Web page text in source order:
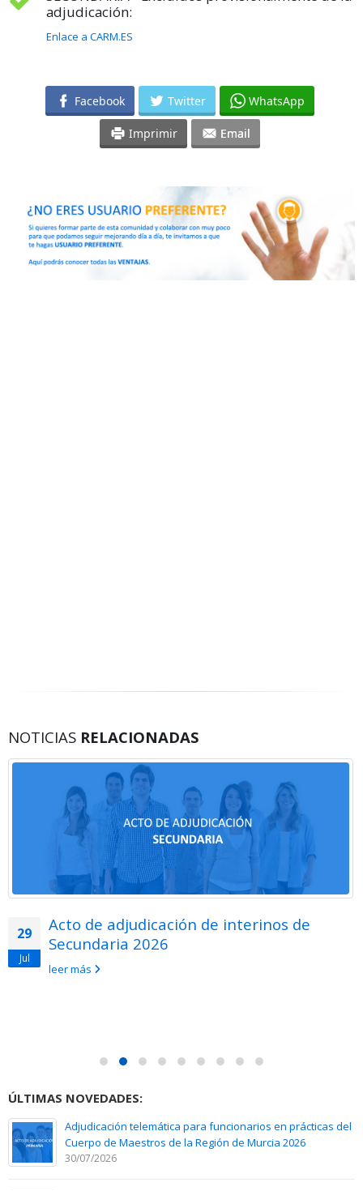
adjudicación:
Enlace a CARM.ES
Facebook Twitter WhatsApp
Imprimir Email
NOTICIAS RELACIONADAS
29
Jul
Acto de adjudicación de interinos de
Secundaria 2026
leer más
ÚLTIMAS NOVEDADES:
Adjudicación telemática para funcionarios en prácticas del
Cuerpo de Maestros de la Región de Murcia 2026
30/07/2026